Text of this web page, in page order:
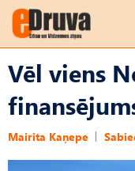
Vēl viens
Mairita Kaņepe